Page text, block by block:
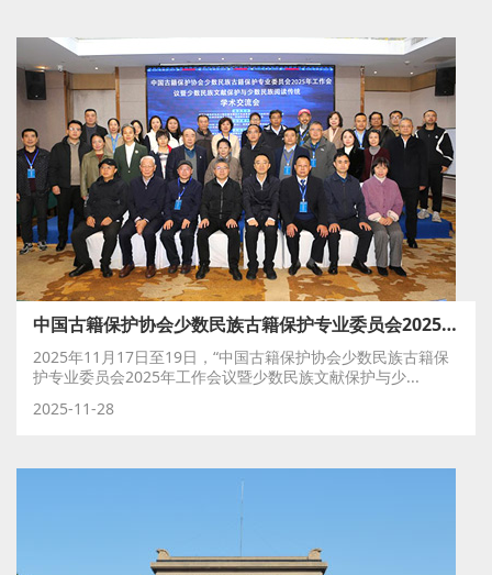
中国古籍保护协会少数民族古籍保护专业委员会2025年工作会议召开
2025年11月17日至19日，“中国古籍保护协会少数民族古籍保
护专业委员会2025年工作会议暨少数民族文献保护与少...
2025-11-28